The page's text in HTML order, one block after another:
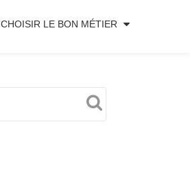
CHOISIR LE BON MÉTIER